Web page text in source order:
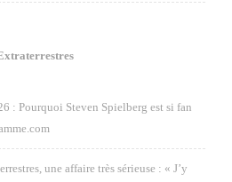
: Pourquoi Steven Spielberg est si fan
une affaire très sérieuse : « J’y